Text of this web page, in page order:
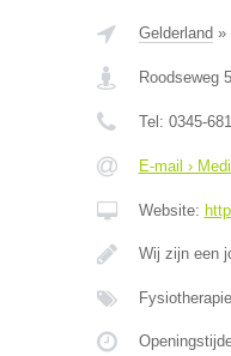
Gelderland »
Roodseweg 5
Tel: 0345-
E-mail ›
Website:
Wij zijn een